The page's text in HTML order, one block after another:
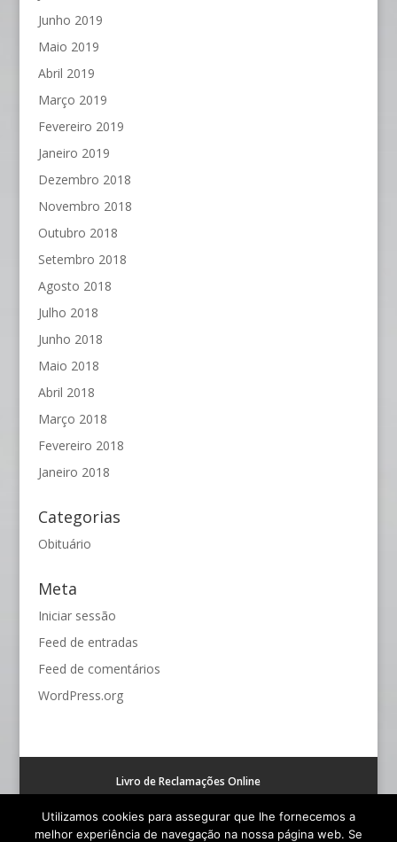
Junho 2019
Maio 2019
Abril 2019
Março 2019
Fevereiro 2019
Janeiro 2019
Dezembro 2018
Novembro 2018
Outubro 2018
Setembro 2018
Agosto 2018
Julho 2018
Junho 2018
Maio 2018
Abril 2018
Março 2018
Fevereiro 2018
Janeiro 2018
Categorias
Obituário
Meta
Iniciar sessão
Feed de entradas
Feed de comentários
WordPress.org
Livro de Reclamações Online
Utilizamos cookies para assegurar que lhe fornecemos a
melhor experiência de navegação na nossa página web. Se